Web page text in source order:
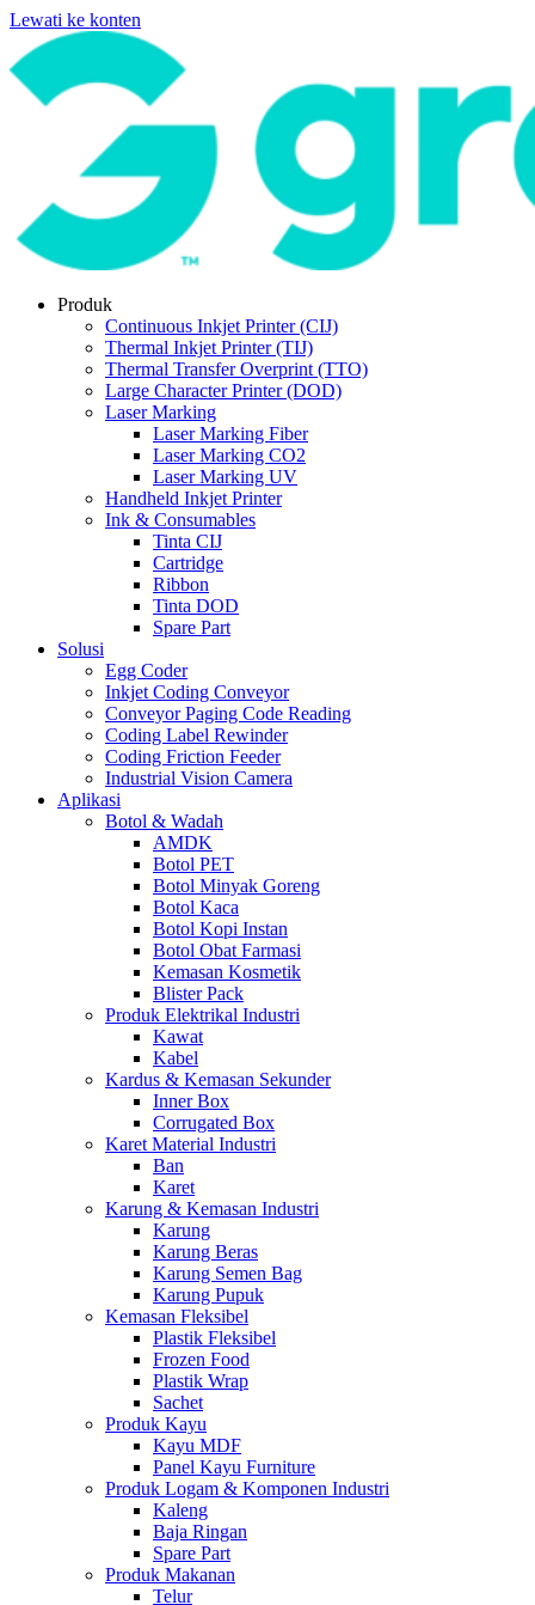
Lewati ke konten
Produk
Continuous Inkjet Printer (CIJ)
Thermal Inkjet Printer (TIJ)
Thermal Transfer Overprint (TTO)
Large Character Printer (DOD)
Laser Marking
Laser Marking Fiber
Laser Marking CO2
Laser Marking UV
Handheld Inkjet Printer
Ink & Consumables
Tinta CIJ
Cartridge
Ribbon
Tinta DOD
Spare Part
Solusi
Egg Coder
Inkjet Coding Conveyor
Conveyor Paging Code Reading
Coding Label Rewinder
Coding Friction Feeder
Industrial Vision Camera
Aplikasi
Botol & Wadah
AMDK
Botol PET
Botol Minyak Goreng
Botol Kaca
Botol Kopi Instan
Botol Obat Farmasi
Kemasan Kosmetik
Blister Pack
Produk Elektrikal Industri
Kawat
Kabel
Kardus & Kemasan Sekunder
Inner Box
Corrugated Box
Karet Material Industri
Ban
Karet
Karung & Kemasan Industri
Karung
Karung Beras
Karung Semen Bag
Karung Pupuk
Kemasan Fleksibel
Plastik Fleksibel
Frozen Food
Plastik Wrap
Sachet
Produk Kayu
Kayu MDF
Panel Kayu Furniture
Produk Logam & Komponen Industri
Kaleng
Baja Ringan
Spare Part
Produk Makanan
Telur